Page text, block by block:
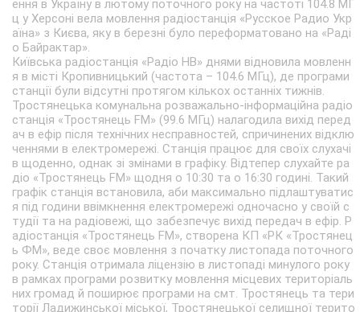
ення в Україну в лютому поточного року на частоті 104.8 МГ
ц у Херсоні вела мовлення радіостанція «Русское Радио Укр
аїна» з Києва, яку в березні було переформатовано на «Раді
о Байрактар».
Київська радіостанція «Радіо НВ» днями відновила мовленн
я в місті Кропивницький (частота – 104.6 МГц), де програми
станції були відсутні протягом кількох останніх тижнів.
Тростянецька комунальна розважально-інформаційна радіо
станція «Тростянець FM» (99.6 МГц) налагодила вихід перед
ач в ефір після технічних несправностей, спричинених відклю
ченнями в електромережі. Станція працює для своїх слухачі
в щоденно, однак зі змінами в графіку. Відтепер слухайте ра
діо «Тростянець FM» щодня о 10:30 та о 16:30 годині. Такий
графік станція встановила, аби максимально підлаштуватис
я під години ввімкнення електромережі одночасно у своїй с
тудії та на радіовежі, що забезпечує вихід передач в ефір. Р
адіостанція «Тростянець FM», створена КП «РК «Тростянец
ь ФМ», веде своє мовлення з початку листопада поточного
року. Станція отримала ліцензію в листопаді минулого року
в рамках програми розвитку мовлення місцевих територіаль
них громад й поширює програми на смт. Тростянець та тери
торії Ладижинської міської, Тростянецької селищної терито